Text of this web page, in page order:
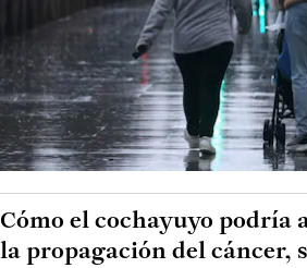
Cómo el cochayuyo podría
la propagación del cáncer,